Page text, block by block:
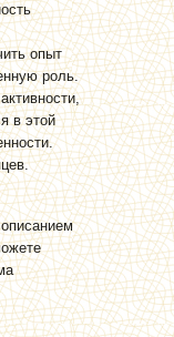
опыт
роль.
в этой